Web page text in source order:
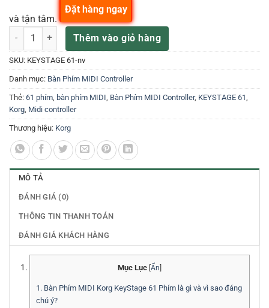
và tận tâm.
Bàn Phím MIDI Korg KeyStage 61 Phím số lượng
Thêm vào giỏ hàng
Đặt hàng ngay
SKU: KEYSTAGE 61-nv
Danh mục: Bàn Phím MIDI Controller
Thẻ: 61 phím bàn phím MIDI Bàn Phím MIDI Controller, KEYSTAGE 61
Korg Midi controller
Thương hiệu: Korg
MÔ TẢ
ĐÁNH GIÁ (0)
THÔNG TIN THANH TOÁN
ĐÁNH GIÁ KHÁCH HÀNG
Mục Lục [Ẩn]
1. Bàn Phím MIDI Korg KeyStage 61 Phím là gì và vì sao đáng
chú ý?